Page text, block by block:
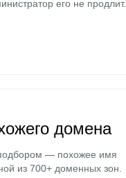
его не продлит.
домена
— похожее имя
из 700+ доменных зон.